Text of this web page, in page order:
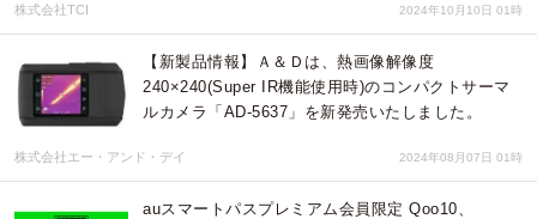
株式会社TCI 2024年10月10日 01時
【新製品情報】Ａ＆Ｄは、熱画像解像度
240×240(Super IR機能使用時)のコンパクトサーマ
ルカメラ「AD-5637」を新発売いたしました。
株式会社エー・アンド・デイ 2024年08月07日 01時
auスマートパスプレミアム会員限定 Qoo10、